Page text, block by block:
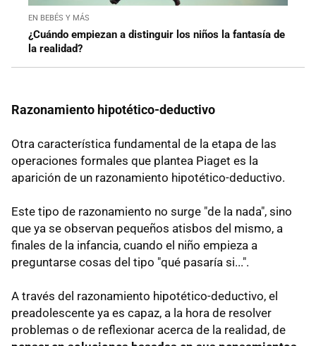
EN BEBÉS Y MÁS
¿Cuándo empiezan a distinguir los niños la fantasía de
la realidad?
Razonamiento hipotético-deductivo
Otra característica fundamental de la etapa de las
operaciones formales que plantea Piaget es la
aparición de un razonamiento hipotético-deductivo.
Este tipo de razonamiento no surge "de la nada", sino
que ya se observan pequeños atisbos del mismo, a
finales de la infancia, cuando el niño empieza a
preguntarse cosas del tipo "qué pasaría si...".
A través del razonamiento hipotético-deductivo, el
preadolescente ya es capaz, a la hora de resolver
problemas o de reflexionar acerca de la realidad, de